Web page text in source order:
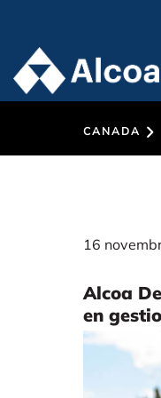
CANADA
16
Alcoa
en